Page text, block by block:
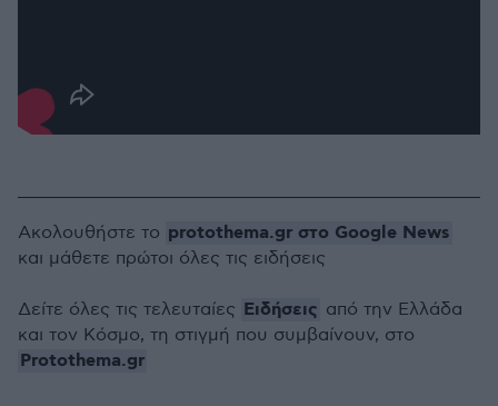
Ακολουθήστε το protothema.gr στο Google News
και μάθετε πρώτοι όλες τις ειδήσεις
Δείτε όλες τις τελευταίες Ειδήσεις από την Ελλάδα
και τον Κόσμο, τη στιγμή που συμβαίνουν, στο
Protothema.gr